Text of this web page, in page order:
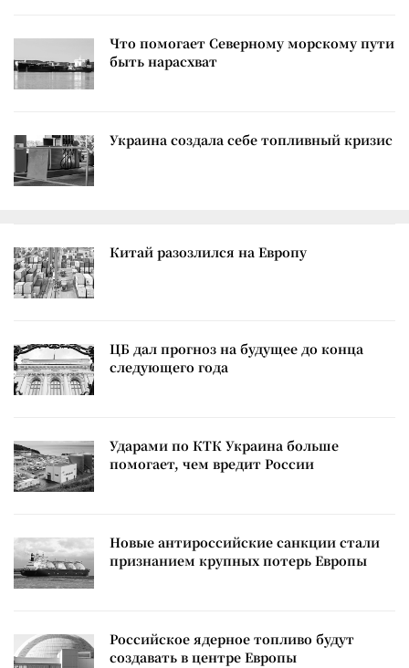
Что помогает Северному морскому пути
быть нарасхват
Украина создала себе топливный кризис
Китай разозлился на Европу
ЦБ дал прогноз на будущее до конца
следующего года
Ударами по КТК Украина больше
помогает, чем вредит России
Новые антироссийские санкции стали
признанием крупных потерь Европы
Российское ядерное топливо будут
создавать в центре Европы